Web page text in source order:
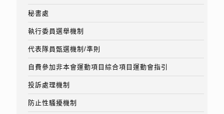
秘書處
執行委員選舉機制
代表隊員甄選機制/準則
自費參加非本會運動項目綜合項目運動會指引
投訴處理機制
防止性騷擾機制